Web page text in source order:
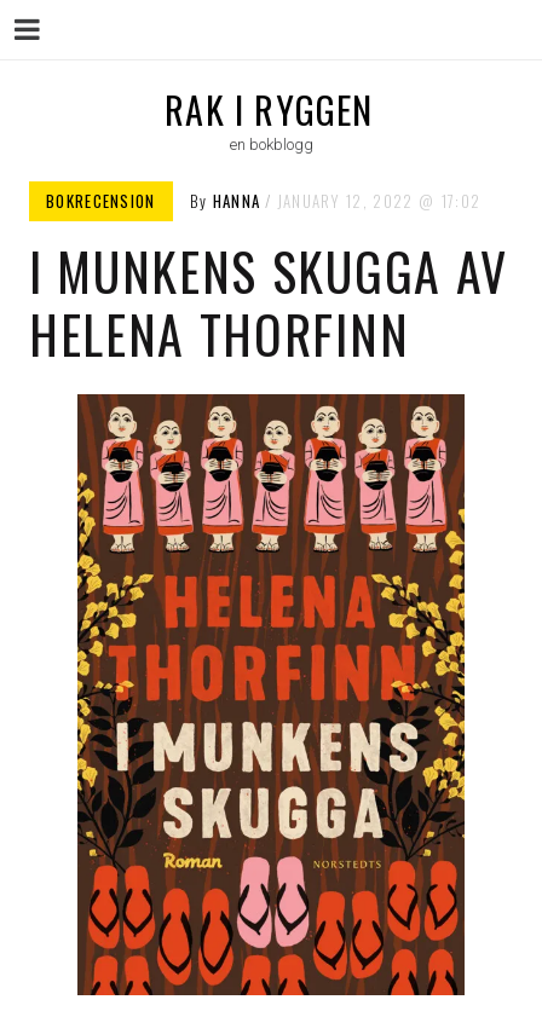
RAK I RYGGEN
en bokblogg
BOKRECENSION By HANNA JANUARY 12, 2022 17:02
I MUNKENS SKUGGA AV
HELENA THORFINN
Menu